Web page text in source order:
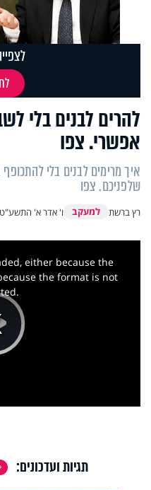
להרים לבנים בלי
אפשרי. צפו
איך מרימים לבנים בלי
שלפניכם. צפו
רץ ברשת למעקב ו' אדר א' התשע"ט
either because the
the format is not
תגיות ועדכונים: